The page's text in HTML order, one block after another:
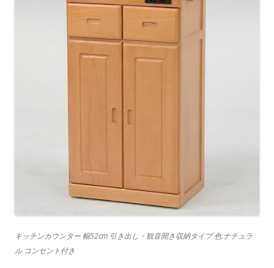
キッチンカウンター 幅52cm 引き出し・観音開き収納タイプ 色:ナチュラ
ル コンセント付き